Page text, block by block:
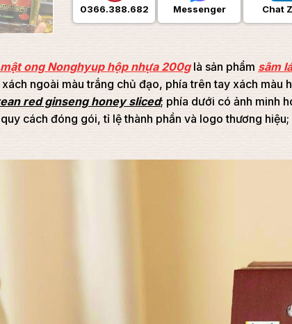
0366.388.682 Messenger Chat
ong Nonghyup hộp nhựa 200glà sản phẩm sâm
ngoài màu trắng chủ đạo, phía trên tay xách màu
red ginseng honey sliced; phía dưới có ảnh minh
cách đóng gói, tỉ lệ thành phần và logo thương